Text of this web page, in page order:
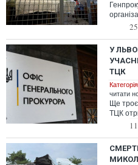
У
ТЦК
читати
Ще троє
ТЦК